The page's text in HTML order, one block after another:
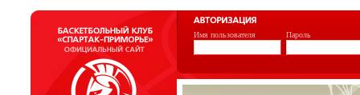
Имя пользователя Пароль